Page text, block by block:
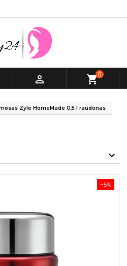
 shopping_cart0
Zyle HomeMade 0,5 l raudonas
−5%